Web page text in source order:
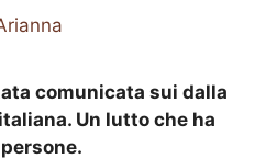
comunicata sui dalla
Un lutto che ha